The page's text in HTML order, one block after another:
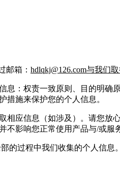
邮箱： hdlqkj@126.com与我们取
息：权责一致原则、目的明确
措施来保护您的个人信息。
相应信息（如涉及）。请您放
影响您正常使用产品与/或服
的过程中我们收集的个人信息